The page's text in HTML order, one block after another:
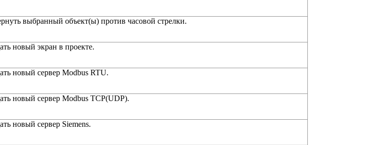
выбранный объект(ы) против часовой стрелки.
новый экран в проекте.
новый сервер Modbus RTU.
новый сервер Modbus TCP(UDP).
новый сервер Siemens.